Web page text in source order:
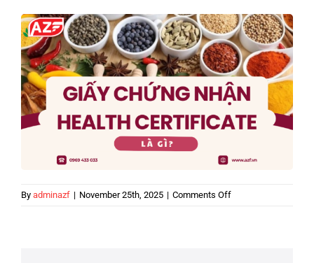
By adminazf | November 25th, 2025 | Comments Offon